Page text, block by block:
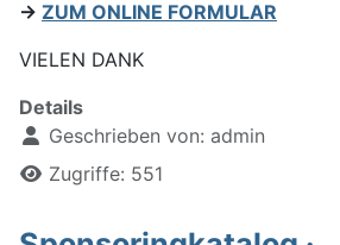
-> ZUM ONLINE FORMULAR
VIELEN DANK
Details
Geschrieben von: admin
Zugriffe: 551